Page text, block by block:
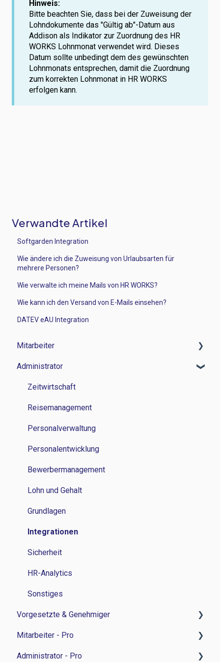
Hinweis:
Bitte beachten Sie, dass bei der Zuweisung der
Lohndokumente das "Gültig ab"-Datum aus
Addison als Indikator zur Zuordnung des HR
WORKS Lohnmonat verwendet wird. Dieses
Datum sollte unbedingt dem des gewünschten
Lohnmonats entsprechen, damit die Zuordnung
zum korrekten Lohnmonat in HR WORKS
erfolgen kann.
Verwandte Artikel
Softgarden Integration
Wie ändere ich die Zuweisung von Urlaubsarten für
mehrere Personen?
Wie verwalte ich meine Mails von HR WORKS?
Wie kann ich den Versand von E-Mails einsehen?
DATEV eAU Integration
Mitarbeiter
Zeitwirtschaft
Reisemanagement
Personalverwaltung
Lohn und Gehalt
Grundlagen
Administrator
Zeitwirtschaft
Reisemanagement
Personalverwaltung
Personalentwicklung
Bewerbermanagement
Lohn und Gehalt
Grundlagen
Integrationen
Sicherheit
HR-Analytics
Sonstiges
Vorgesetzte & Genehmiger
Zeitwirtschaft
Personalverwaltung
Mitarbeiter - Pro
Feedback-Sessions - Personalentwicklung
Administrator - Pro